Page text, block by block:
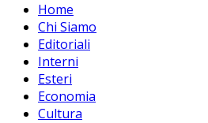
Home
Chi Siamo
Editoriali
Interni
Esteri
Economia
Cultura